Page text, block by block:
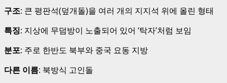
구조: 큰 평판석(덮개돌)을 여러 개의 지지석 위에 올린 형태
특징: 지상에 무덤방이 노출되어 있어 ‘탁자’처럼 보임
분포: 주로 한반도 북부와 중국 요동 지방
다른 이름: 북방식 고인돌